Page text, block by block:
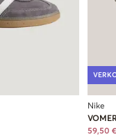
Nike
59,50 €